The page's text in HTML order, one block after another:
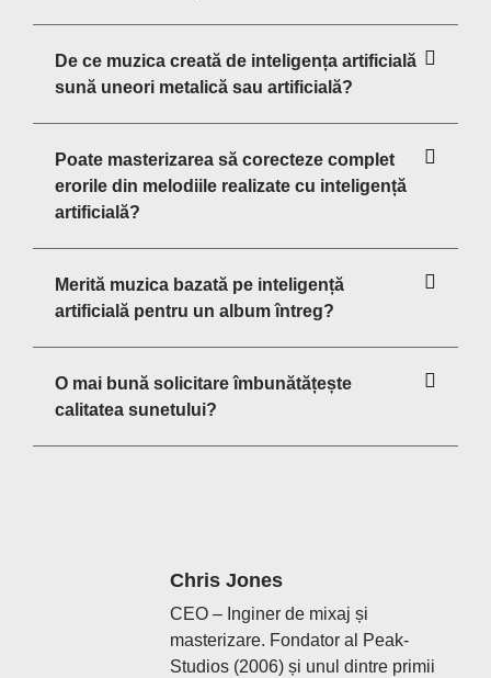
De ce muzica creată de inteligența artificială
sună uneori metalică sau artificială?
Poate masterizarea să corecteze complet
erorile din melodiile realizate cu inteligență
artificială?
Merită muzica bazată pe inteligență
artificială pentru un album întreg?
O mai bună solicitare îmbunătățește
calitatea sunetului?
Chris Jones
CEO – Inginer de mixaj și
masterizare. Fondator al Peak-
Studios (2006) și unul dintre primii